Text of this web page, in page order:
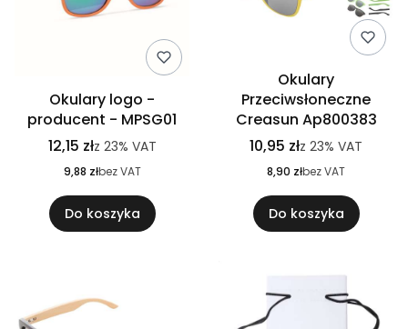
Okulary logo -
producent - MPSG01
12,15 złz 23% VAT
9,88 złbez VAT
Do koszyka
Okulary
Przeciwsłoneczne
Creasun Ap800383
10,95 złz 23% VAT
8,90 złbez VAT
Do koszyka